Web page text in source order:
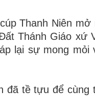
Thanh Niên
Thánh Giáo xứ
lại sự mong mỏi
tề tựu để cùng